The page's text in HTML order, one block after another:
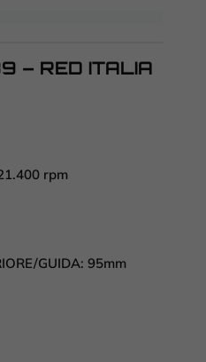
– RED ITALIA
rpm
GUIDA: 95mm